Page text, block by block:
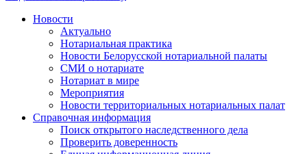
Новости
Актуально
Нотариальная практика
Новости Белорусской нотариальной палаты
СМИ о нотариате
Нотариат в мире
Мероприятия
Новости территориальных нотариальных палат
Справочная информация
Поиск открытого наследственного дела
Проверить доверенность